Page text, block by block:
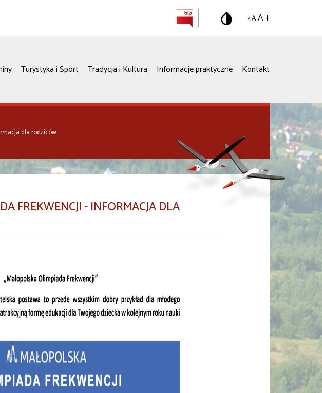
- A AA +
Turystyka i Sport Tradycja i Kultura Informacje praktyczne Kontakt
dla rodziców
FREKWENCJI - INFORMACJA DLA